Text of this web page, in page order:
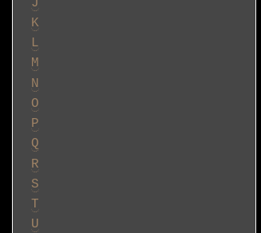
J
K
L
M
N
O
P
Q
R
S
T
U